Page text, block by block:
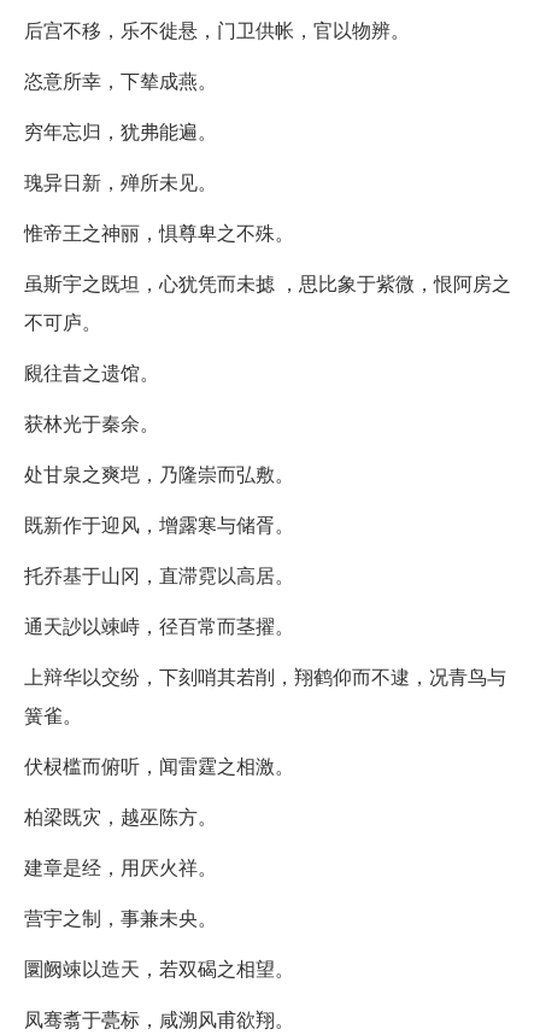
后宫不移，乐不徙悬，门卫供帐，官以物辨。
恣意所幸，下辇成燕。
穷年忘归，犹弗能遍。
瑰异日新，殚所未见。
惟帝王之神丽，惧尊卑之不殊。
虽斯宇之既坦，心犹凭而未摅 ，思比象于紫微，恨阿房之
不可庐。
覛往昔之遗馆。
获林光于秦余。
处甘泉之爽垲，乃隆崇而弘敷。
既新作于迎风，增露寒与储胥。
托乔基于山冈，直滞霓以高居。
通天訬以竦峙，径百常而茎擢。
上辩华以交纷，下刻哨其若削，翔鹤仰而不逮，况青鸟与
簧雀。
伏棂槛而俯听，闻雷霆之相激。
柏梁既灾，越巫陈方。
建章是经，用厌火祥。
营宇之制，事兼未央。
圜阙竦以造天，若双碣之相望。
凤骞翥于甍标，咸溯风甫欲翔。